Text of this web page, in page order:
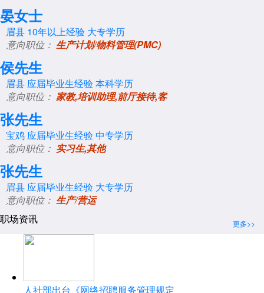
晏女士
眉县 10年以上经验 大专学历
意向职位： 生产计划/物料管理(PMC)
侯先生
眉县 应届毕业生经验本科学历
意向职位： 家教,培训助理,前厅接待,客
张先生
宝鸡 应届毕业生经验中专学历
意向职位： 实习生,其他
张先生
眉县 应届毕业生经验 大专学历
意向职位： 生产/营运
职场资讯
更多>>
人社部出台《网络招聘服务管理规定